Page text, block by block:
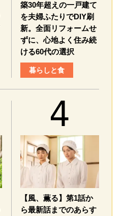
築30年超えの一戸建て
を夫婦ふたりでDIY刷
新。全面リフォームせ
ずに、心地よく住み続
ける60代の選択
暮らしと食
【風、薫る】第1話か
ら最新話までのあらす